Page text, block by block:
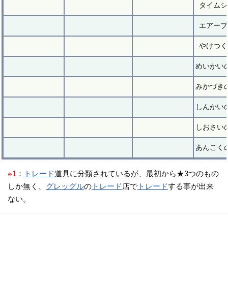
タイム
エアー
やけつ
めいかい
みかづき
しんかい
しおさい
あんこく
※1 ： トレード道具に分類されているが、最初から★3つのもの
しか無く、 グレッグルの トレード 店で トレードする事が出来
ない。